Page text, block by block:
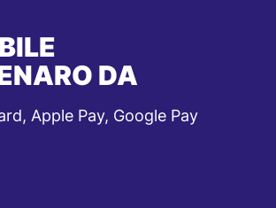
DA
Apple Pay, Google Pay